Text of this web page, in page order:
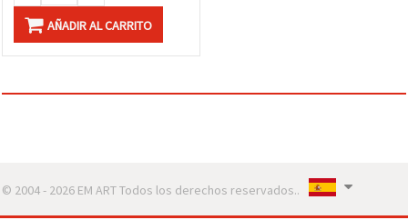
AÑADIR AL CARRITO
© 2004 - 2026 EM ART Todos los derechos reservados..